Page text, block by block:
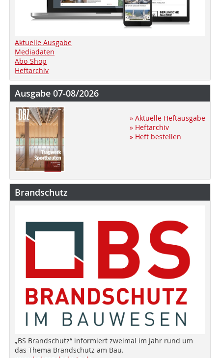
Aktuelle Ausgabe
Mediadaten
Abo-Shop
Heftarchiv
Ausgabe 07-08/2026
» Aktuelle Heftausgabe
» Heftarchiv
» Heft bestellen
Brandschutz
„BS Brandschutz“ informiert zweimal im Jahr rund um
das Thema Brandschutz am Bau.